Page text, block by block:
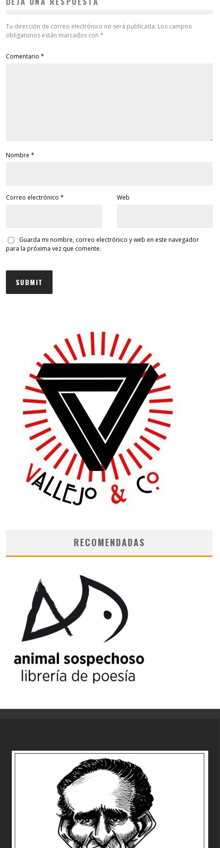
Tu dirección de correo electrónico no será publicada. Los campos
obligatorios están marcados con *
Comentario *
Nombre *
Correo electrónico * Web
Guarda mi nombre, correo electrónico y web en este navegador
para la próxima vez que comente.
RECOMENDADAS